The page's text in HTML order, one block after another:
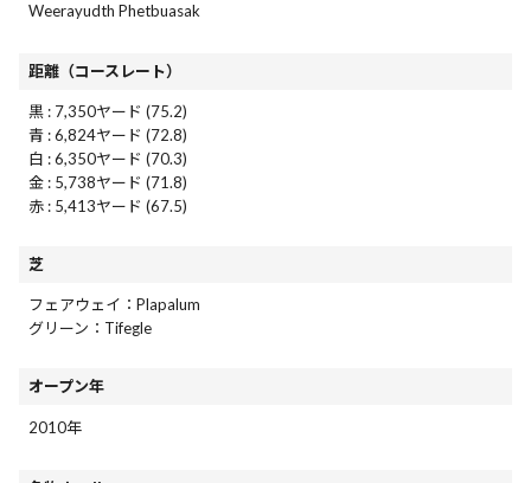
Weerayudth Phetbuasak
距離（コースレート）
黒 : 7,350ヤード (75.2)
青 : 6,824ヤード (72.8)
白 : 6,350ヤード (70.3)
金 : 5,738ヤード (71.8)
赤 : 5,413ヤード (67.5)
芝
フェアウェイ：Plapalum
グリーン：Tifegle
オープン年
2010年